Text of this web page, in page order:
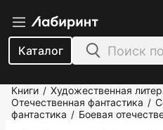
Каталог
Книги / Художественная
Отечественная фантастика /
фантастика / Боевая